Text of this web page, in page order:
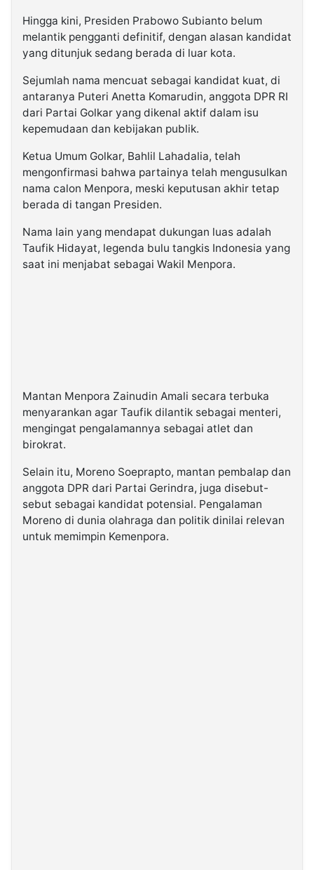
Hingga kini, Presiden Prabowo Subianto belum
melantik pengganti definitif, dengan alasan kandidat
yang ditunjuk sedang berada di luar kota.
Sejumlah nama mencuat sebagai kandidat kuat, di
antaranya Puteri Anetta Komarudin, anggota DPR RI
dari Partai Golkar yang dikenal aktif dalam isu
kepemudaan dan kebijakan publik.
Ketua Umum Golkar, Bahlil Lahadalia, telah
mengonfirmasi bahwa partainya telah mengusulkan
nama calon Menpora, meski keputusan akhir tetap
berada di tangan Presiden.
Nama lain yang mendapat dukungan luas adalah
Taufik Hidayat, legenda bulu tangkis Indonesia yang
saat ini menjabat sebagai Wakil Menpora.
Mantan Menpora Zainudin Amali secara terbuka
menyarankan agar Taufik dilantik sebagai menteri,
mengingat pengalamannya sebagai atlet dan
birokrat.
Selain itu, Moreno Soeprapto, mantan pembalap dan
anggota DPR dari Partai Gerindra, juga disebut-
sebut sebagai kandidat potensial. Pengalaman
Moreno di dunia olahraga dan politik dinilai relevan
untuk memimpin Kemenpora.